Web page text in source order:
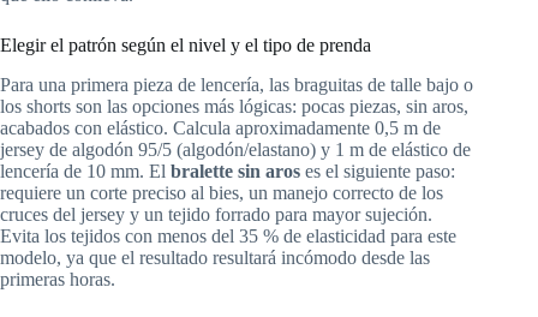
Elegir el patrón según el nivel y el tipo de prenda
Para una primera pieza de lencería, las braguitas de talle bajo o
los shorts son las opciones más lógicas: pocas piezas, sin aros,
acabados con elástico. Calcula aproximadamente 0,5 m de
jersey de algodón 95/5 (algodón/elastano) y 1 m de elástico de
lencería de 10 mm. El bralette sin aros es el siguiente paso:
requiere un corte preciso al bies, un manejo correcto de los
cruces del jersey y un tejido forrado para mayor sujeción.
Evita los tejidos con menos del 35 % de elasticidad para este
modelo, ya que el resultado resultará incómodo desde las
primeras horas.